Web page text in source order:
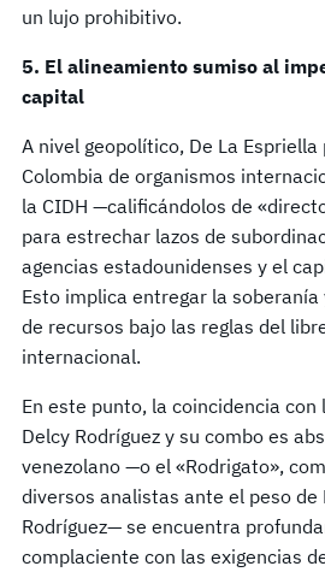
un lujo prohibitivo.
5. El alineamiento sumiso al
capital
A nivel geopolítico, De La
Colombia de organismos
la CIDH —calificándolos de
para estrechar lazos de
agencias estadounidenses y el
Esto implica entregar la
de recursos bajo las reglas del
internacional.
En este punto, la coincidencia
Delcy Rodríguez y su combo es
venezolano —o el «Rodrigato»,
diversos analistas ante el peso de
Rodríguez— se encuentra
complaciente con las exigencias